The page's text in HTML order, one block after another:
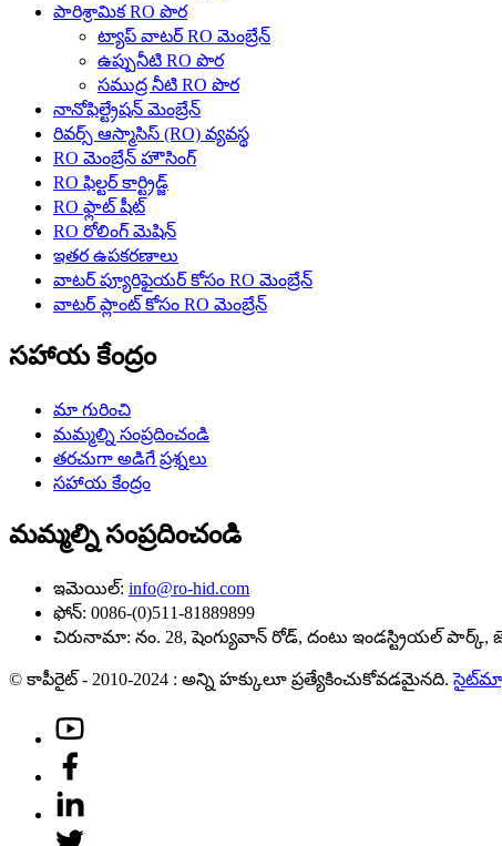
పారిశ్రామిక RO పొర
ట్యాప్ వాటర్ RO మెంబ్రేన్
ఉప్పునీటి RO పొర
సముద్ర నీటి RO పొర
నానోఫిల్ట్రేషన్ మెంబ్రేన్
రివర్స్ ఆస్మాసిస్ (RO) వ్యవస్థ
RO మెంబ్రేన్ హౌసింగ్
RO ఫిల్టర్ కార్ట్రిడ్జ్
RO ఫ్లాట్ షీట్
RO రోలింగ్ మెషిన్
ఇతర ఉపకరణాలు
వాటర్ ప్యూరిఫైయర్ కోసం RO మెంబ్రేన్
వాటర్ ప్లాంట్ కోసం RO మెంబ్రేన్
సహాయ కేంద్రం
మా గురించి
మమ్మల్ని సంప్రదించండి
తరచుగా అడిగే ప్రశ్నలు
సహాయ కేంద్రం
మమ్మల్ని సంప్రదించండి
ఇమెయిల్: info@ro-hid.com
ఫోన్: 0086-(0)511-81889899
చిరునామా: నం. 28, షెంగ్యువాన్ రోడ్, దంటు ఇండస్ట్రియల్
© కాపీరైట్ - 2010-2024 : అన్ని హక్కులూ ప్రత్యేకించుకోవడమైనది.